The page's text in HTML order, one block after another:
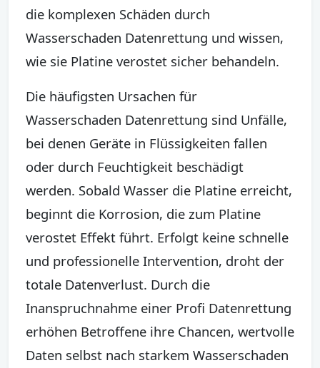
die komplexen Schäden durch
Wasserschaden Datenrettung und wissen,
wie sie Platine verostet sicher behandeln.
Die häufigsten Ursachen für
Wasserschaden Datenrettung sind Unfälle,
bei denen Geräte in Flüssigkeiten fallen
oder durch Feuchtigkeit beschädigt
werden. Sobald Wasser die Platine erreicht,
beginnt die Korrosion, die zum Platine
verostet Effekt führt. Erfolgt keine schnelle
und professionelle Intervention, droht der
totale Datenverlust. Durch die
Inanspruchnahme einer Profi Datenrettung
erhöhen Betroffene ihre Chancen, wertvolle
Daten selbst nach starkem Wasserschaden